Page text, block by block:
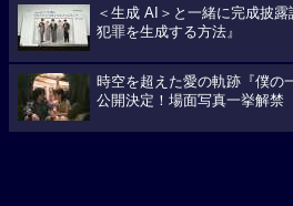
＜生成 AI＞と一緒に完成披
犯罪を生成する方法』
時空を超えた愛の軌跡『僕の
公開決定！場面写真一挙解禁